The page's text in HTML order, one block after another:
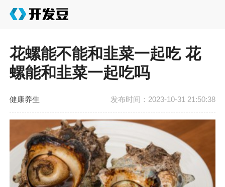
花螺能不能和韭菜一起吃 花
螺能和韭菜一起吃吗
健康养生 发布时间：2023-10-31 21:50:38